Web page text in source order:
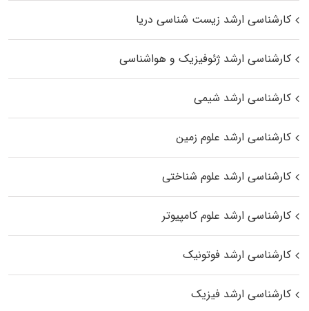
کارشناسی ارشد زیست‌ شناسی دریا
کارشناسی ارشد ژئوفیزیک و هواشناسی
کارشناسی ارشد شیمی
کارشناسی ارشد علوم زمین
کارشناسی ارشد علوم شناختی
کارشناسی ارشد علوم کامپیوتر
کارشناسی ارشد فوتونیک
کارشناسی ارشد فیزیک